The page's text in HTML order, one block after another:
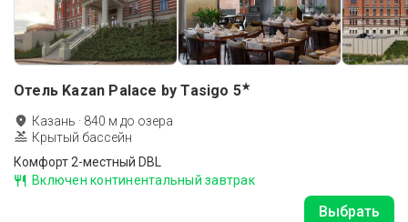
Отель Kazan Palace by Tasigo 5★
Казань · 840 м до озера
Крытый бассейн
Комфорт 2-местный DBL
Включен континентальный завтрак
Выбрать